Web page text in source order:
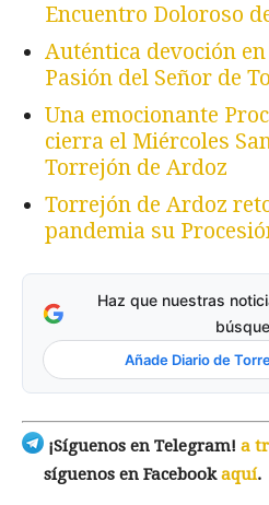
Encuentro Doloroso
Auténtica devoción
Pasión del Señor de
Una emocionante
cierra el Miércoles
Torrejón de Ardoz
Torrejón de Ardoz
pandemia su
Haz que nuestras
Añade Diario de
¡Síguenos en Telegram! a
síguenos en Facebookaquí.